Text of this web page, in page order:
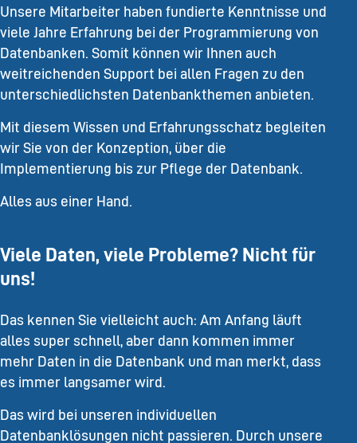
Unsere Mitarbeiter haben fundierte Kenntnisse und
viele Jahre Erfahrung bei der Programmierung von
Datenbanken. Somit können wir Ihnen auch
weitreichenden Support bei allen Fragen zu den
unterschiedlichsten Datenbankthemen anbieten.
Mit diesem Wissen und Erfahrungsschatz begleiten
wir Sie von der Konzeption, über die
Implementierung bis zur Pflege der Datenbank.
Alles aus einer Hand.
Viele Daten, viele Probleme? Nicht für
uns!
Das kennen Sie vielleicht auch: Am Anfang läuft
alles super schnell, aber dann kommen immer
mehr Daten in die Datenbank und man merkt, dass
es immer langsamer wird.
Das wird bei unseren individuellen
Datenbanklösungen nicht passieren. Durch unsere